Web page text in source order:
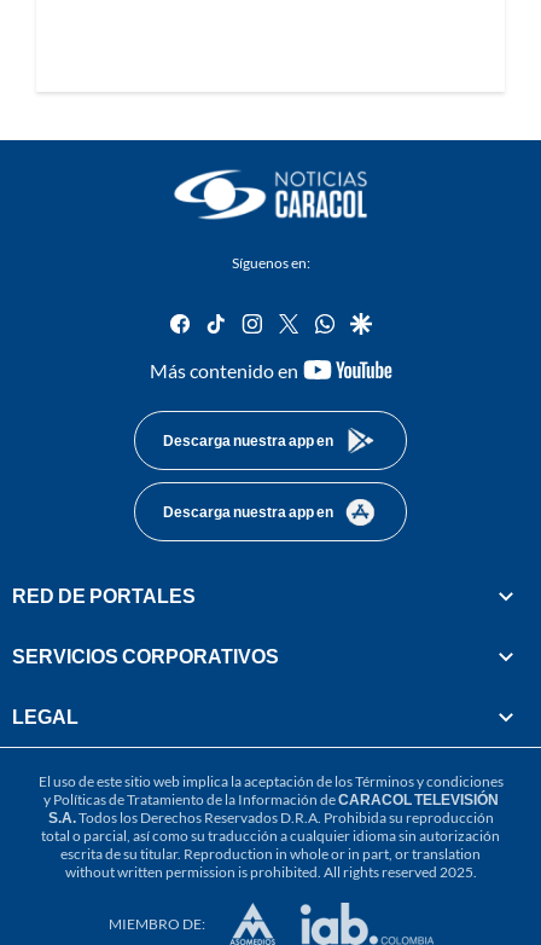
Síguenos en:
facebook
tiktok instagram
twitterwhatsapp
google
Más contenido en
youtube-
Descarga nuestra app en
Descarga nuestra app en
RED DE PORTALES
SERVICIOS CORPORATIVOS
LEGAL
El uso de este sitio web implica la aceptación de losTérminos y condiciones
y Políticas de Tratamiento de la Información deCARACOL TELEVISIÓN
S.A.Todos los Derechos Reservados D.R.A. Prohibida su reproducción
total o parcial, así como su traducción a cualquier idioma sin autorización
escrita de su titular. Reproduction in whole or in part, or translation
without written permission is prohibited. All rights reserved 2025.
MIEMBRO DE: